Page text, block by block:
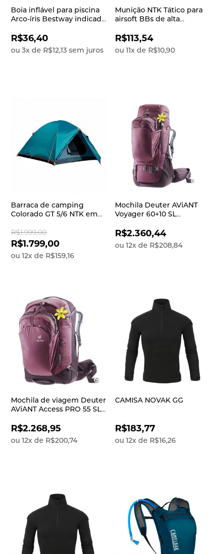
Boia inflável para piscina
Arco-íris Bestway indicado
anos Azul e rosa
R$36,40
ou3x de R$12,13 sem juros
Munição NTK Tático para
airsoft BBs de alta
gramas Velozter
R$113,54
ou 11xde R$10,90
Barraca de camping
Colorado GT 5/6 NTK em
impermeável com coluna
d’água de 2500 mm
R$1.999,00
R$1.799,00
ou12x de R$159,16
Mochila Deuter AViANT
Voyager 60+10 SL
urbanas (tipo Mochilão),
funciona perfeitamente
para trekk
R$2.360,44
ou 12xde R$208,84
Mochila de viagem Deuter
AViANT Access PRO 55 SL
viagens tipo mochilão, ou
seja, é uma mochila ideal
R$2.268,95
ou12x de R$200,74
CAMISA NOVAK GG
R$183,77
ou 12xde R$16,26